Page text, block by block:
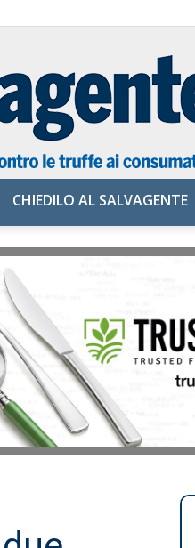
CHIEDILO AL SALVAGENTE